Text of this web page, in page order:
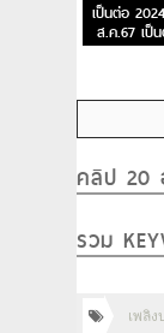
เป็นต่อ
ส.ค.67 เป็
คลิป 20
รวม
เพลิ